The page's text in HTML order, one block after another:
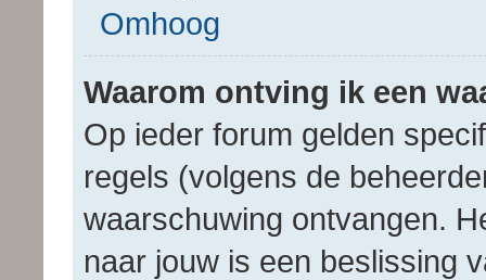
Omhoog
Waarom ontving ik een
Op ieder forum gelden
regels (volgens de
waarschuwing ontvangen.
naar jouw is een beslissing